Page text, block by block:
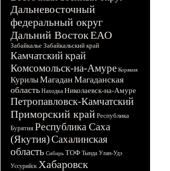
Дальневосточный
федеральный округ
Дальний ВостокЕАО
Забайкалье Забайкальский край
Камчатский край
Комсомольск-на-Амуре Корякия
КурилыМагадан Магаданская
область Находка Николаевск-на-Амуре
Петропавловск-Камчатский
Приморский край Республика
Бурятия Республика Саха
(Якутия)Сахалинская
область Сибирь ТОФ Тында Улан-Удэ
Уссурийск Хабаровск